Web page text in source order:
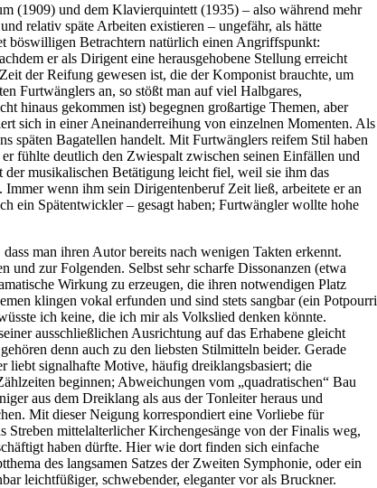
(1909) und dem Klavierquintett (1935) – also während mehr
relativ späte Arbeiten existieren – ungefähr, als hätte
böswilligen Betrachtern natürlich einen Angriffspunkt:
er als Dirigent eine herausgehobene Stellung erreicht
der Reifung gewesen ist, die der Komponist brauchte, um
Furtwänglers an, so stößt man auf viel Halbgares,
hinaus gekommen ist) begegnen großartige Themen, aber
sich in einer Aneinanderreihung von einzelnen Momenten. Als
späten Bagatellen handelt. Mit Furtwänglers reifem Stil haben
fühlte deutlich den Zwiespalt zwischen seinen Einfällen und
musikalischen Betätigung leicht fiel, weil sie ihm das
wenn ihm sein Dirigentenberuf Zeit ließ, arbeitete er an
ein Spätentwickler – gesagt haben; Furtwängler wollte hohe
man ihren Autor bereits nach wenigen Takten erkennt.
zur Folgenden. Selbst sehr scharfe Dissonanzen (etwa
Wirkung zu erzeugen, die ihren notwendigen Platz
klingen vokal erfunden und sind stets sangbar (ein Potpourri
ich keine, die ich mir als Volkslied denken könnte.
ausschließlichen Ausrichtung auf das Erhabene gleicht
denn auch zu den liebsten Stilmitteln beider. Gerade
liebt signalhafte Motive, häufig dreiklangsbasiert; die
beginnen; Abweichungen vom „quadratischen“ Bau
aus dem Dreiklang als aus der Tonleiter heraus und
Mit dieser Neigung korrespondiert eine Vorliebe für
mittelalterlicher Kirchengesänge von der Finalis weg,
haben dürfte. Hier wie dort finden sich einfache
des langsamen Satzes der Zweiten Symphonie, oder ein
leichtfüßiger, schwebender, eleganter vor als Bruckner.